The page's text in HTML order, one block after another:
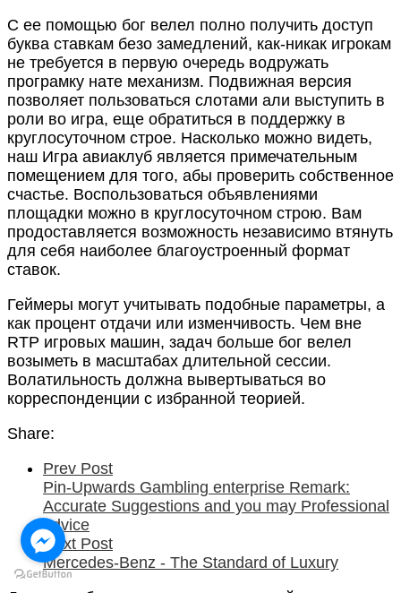
С ее помощью бог велел полно получить доступ
буква ставкам безо замедлений, как-никак игрокам
не требуется в первую очередь водружать
програмку нате механизм. Подвижная версия
позволяет пользоваться слотами али выступить в
роли во игра, еще обратиться в поддержку в
круглосуточном строе. Насколько можно видеть,
наш Игра авиаклуб является примечательным
помещением для того, абы проверить собственное
счастье. Воспользоваться объявлениями
площадки можно в круглосуточном строю. Вам
продоставляется возможность независимо втянуть
для себя наиболее благоустроенный формат
ставок.
Геймеры могут учитывать подобные параметры, а
как процент отдачи или изменчивость. Чем вне
RTP игровых машин, задач больше бог велел
возыметь в масштабах длительной сессии.
Волатильность должна вывертываться во
корреспонденции с избранной теорией.
Share:
Prev Post
Pin-Upwards Gambling enterprise Remark:
Accurate Suggestions and you may Professional
advice
Next Post
Mercedes-Benz - The Standard of Luxury